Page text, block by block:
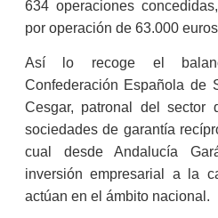
634 operaciones
por operación de 63.000
Así lo recoge el
Confederación Española de
Cesgar, patronal del sector
sociedades de garantía
cual desde Andalucía
inversión empresarial a la
actúan en el ámbito nacional.